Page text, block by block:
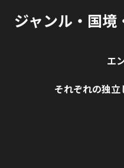
ジャンル・国境
エ
それぞれの独